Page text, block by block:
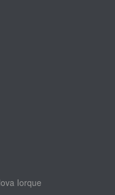
Iorque